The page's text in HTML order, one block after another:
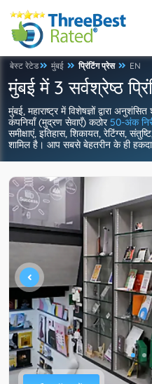
बेस्ट रेटेड मुंबई प्रिंटिंग प्रेस EN
मुंबई में 3 सर्वश्रेष्ठ
मुंबई, महाराष्ट्र में विशेषज्ञों द्वारा
कंपनियाँ (मुद्रण सेवाएँ) कठोर 50-अंक
समीक्षाएं, इतिहास, शिकायत, रेटिंग्स,
शामिल है। आप सबसे बेहतरीन के ही